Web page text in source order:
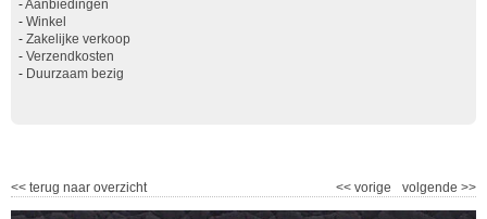
-Aanbiedingen
- Winkel
- Zakelijke verkoop
- Verzendkosten
- Duurzaam bezig
<< terug naar overzicht volgende >>
<< vorige